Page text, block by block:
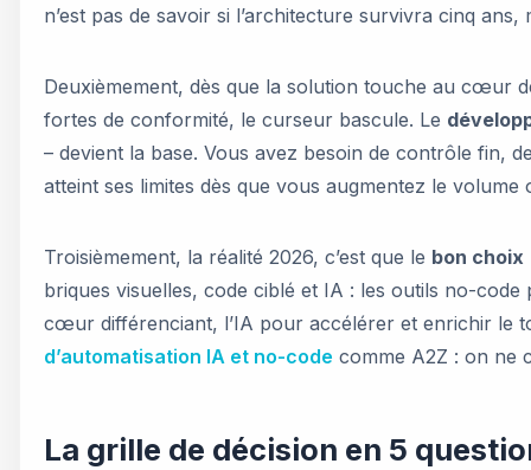
n’est pas de savoir si l’architecture survivra cinq
Deuxièmement, dès que la solution touche au cœur
fortes de conformité, le curseur bascule. Le
– devient la base. Vous avez besoin de contrôle fin,
atteint ses limites dès que vous augmentez le volume
Troisièmement, la réalité 2026, c’est que le bon choix
briques visuelles, code ciblé et IA : les outils no-
cœur différenciant, l’IA pour accélérer et enrichir le
d’automatisation IA et no-code comme A2Z : on ne
La grille de décision en 5